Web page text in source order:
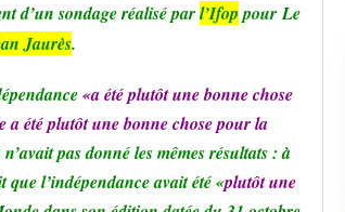
d’un sondage réalisé parl’Ifoppour Le
Jaurès.
«a été plutôt une bonne chose
a été plutôt une bonne chose pour la
pas donné les mêmes résultats : à
l’indépendance avait été «plutôt une